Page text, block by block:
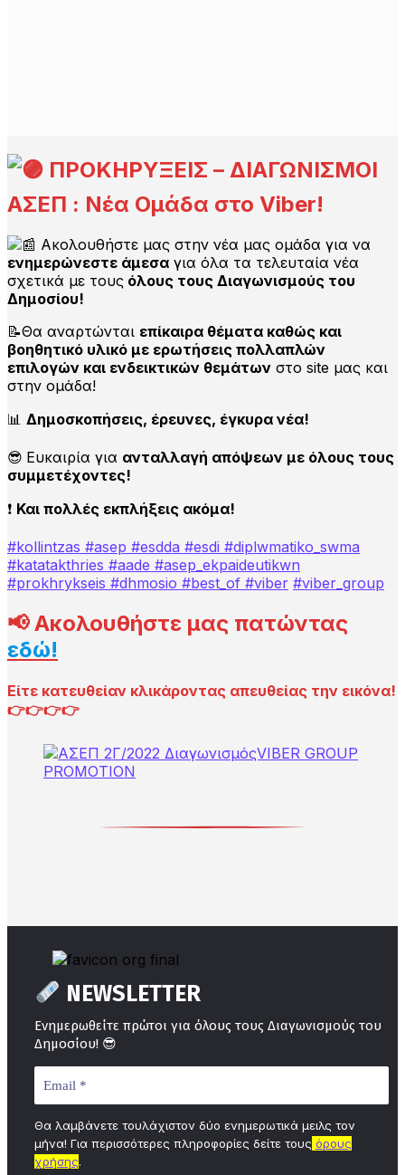
ΠΡΟΚΗΡΥΞΕΙΣ – ΔΙΑΓΩΝΙΣΜΟΙ
ΑΣΕΠ : Νέα Ομάδα στο Viber!
Ακολουθήστε μας στην νέα μας ομάδα για να
ενημερώνεστε άμεσα για όλα τα τελευταία νέα
σχετικά με τους όλους τους Διαγωνισμούς του
Δημοσίου!
📝Θα αναρτώνται επίκαιρα θέματα καθώς και
βοηθητικό υλικό με ερωτήσεις πολλαπλών
επιλογών και ενδεικτικών θεμάτων στο site μας και
στην ομάδα!
📊 Δημοσκοπήσεις, έρευνες, έγκυρα νέα!
😎 Ευκαιρία για ανταλλαγή απόψεων με όλους τους
συμμετέχοντες!
❗ Και πολλές εκπλήξεις ακόμα!
#kollintzas #asep #esdda #esdi #diplwmatiko_swma
#katatakthries #aade #asep_ekpaideutikwn
#prokhrykseis #dhmosio #best_of #viber #viber_group
📢 Ακολουθήστε μας πατώντας
εδώ!
Eίτε κατευθείαν κλικάροντας απευθείας την εικόνα!
👉👉👉👉
NEWSLETTER
Ενημερωθείτε πρώτοι για όλους τους Διαγωνισμούς του
Δημοσίου! 😎
Θα λαμβάνετε τουλάχιστον δύο ενημερωτικά μειλς τον
μήνα! Για περισσότερες πληροφορίες δείτε τους όρους
χρήσης.